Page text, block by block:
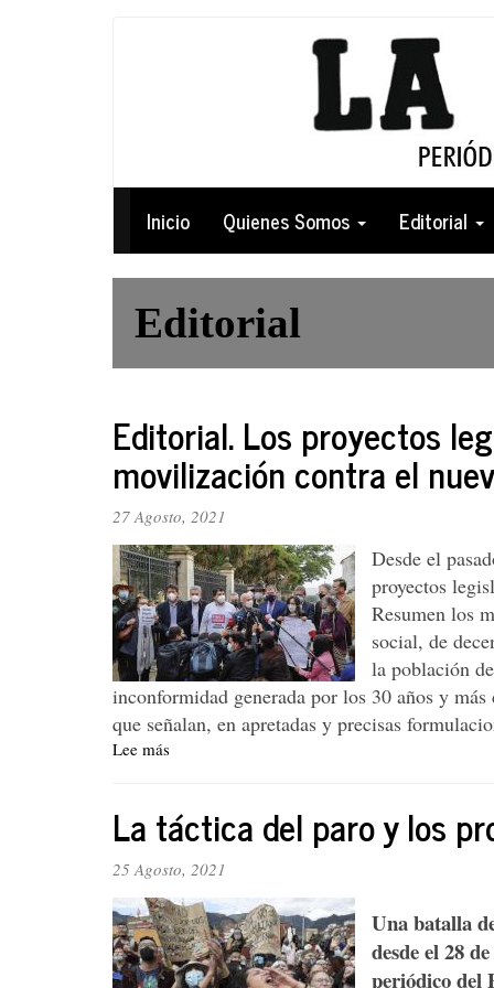
Navegación
principal
Inicio Quienes Somos Editorial
Editorial
Editorial. Los proyectos
movilización contra el
27 Agosto, 2021
Desde el
proyectos
Resumen los
social, de
la población
inconformidad generada por los 30 años y
que señalan, en apretadas y precisas
Lee más
proyectos
legislativos
del
y
la
próxima
movilización
La táctica del paro y los
25 Agosto, 2021
Una batalla
desde el 28
periódico del